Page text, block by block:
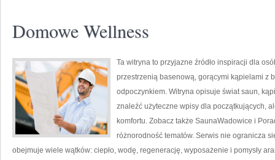
Domowe Wellness
Ta witryna to przyjazne źródło inspiracji dla
przestrzenią basenową, gorącymi kąpielami z
odpoczynkiem. Witryna opisuje świat saun,
znaleźć użyteczne wpisy dla początkujących,
komfortu. Zobacz także SaunaWadowice i
różnorodność tematów. Serwis nie ogranicza
obejmuje wiele wątków: ciepło, wodę, regenerację, wyposażenie i pomysły